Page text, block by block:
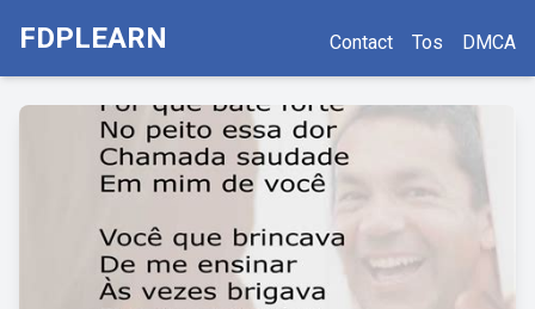
FDPLEARN Contact Tos DMCA